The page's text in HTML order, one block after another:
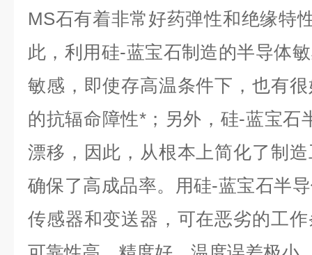
MS石有着非常好药弹性和绝缘特
此，利用硅-蓝宝石制造的半导体
敏感，即使存高温条件下，也有
的抗辐命障性*；另外，硅-蓝宝石
漂移，因此，从根本上简化了制
确保了高成品率。用硅-蓝宝石半
传感器和变送器，可在恶劣的工